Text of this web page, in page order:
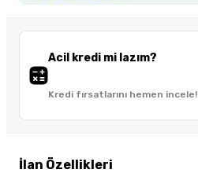
Acil kredi mi lazım?
Kredi fırsatlarını hemen incele!
İlan Özellikleri